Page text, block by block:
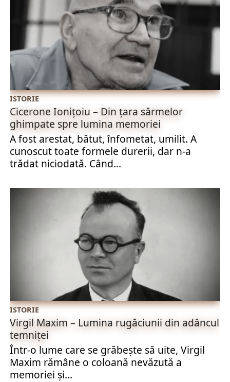
ISTORIE
Cicerone Ionițoiu – Din țara sârmelor
ghimpate spre lumina memoriei
A fost arestat, bătut, înfometat, umilit. A
cunoscut toate formele durerii, dar n-a
trădat niciodată. Când...
ISTORIE
Virgil Maxim – Lumina rugăciunii din adâncul
temniței
Într-o lume care se grăbește să uite, Virgil
Maxim rămâne o coloană nevăzută a
memoriei și...